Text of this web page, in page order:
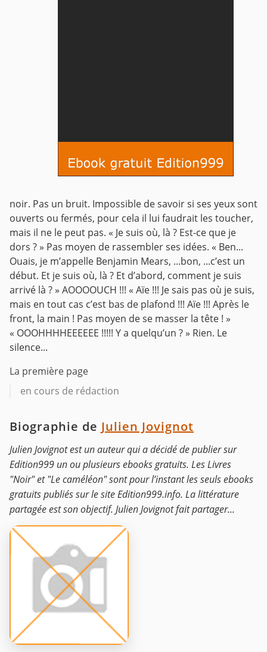
noir. Pas un bruit. Impossible de savoir si ses yeux sont
ouverts ou fermés, pour cela il lui faudrait les toucher,
mais il ne le peut pas. « Je suis où, là ? Est-ce que je
dors ? » Pas moyen de rassembler ses idées. « Ben...
Ouais, je m’appelle Benjamin Mears, ...bon, ...c’est un
début. Et je suis où, là ? Et d’abord, comment je suis
arrivé là ? » AOOOOUCH !!! « Aïe !!! Je sais pas où je suis,
mais en tout cas c’est bas de plafond !!! Aïe !!! Après le
front, la main ! Pas moyen de se masser la tête ! »
« OOOHHHHEEEEEE !!!!! Y a quelqu’un ? » Rien. Le
silence...
La première page
en cours de rédaction
Biographie de Julien Jovignot
Julien Jovignot est un auteur qui a décidé de publier sur
Edition999 un ou plusieurs ebooks gratuits. Les Livres
"Noir" et "Le caméléon" sont pour l’instant les seuls ebooks
gratuits publiés sur le site Edition999.info. La littérature
partagée est son objectif. Julien Jovignot fait partager...